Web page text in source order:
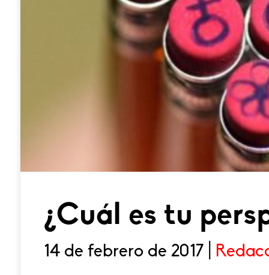
¿Cuál es tu
14 de febrero de 2017 |